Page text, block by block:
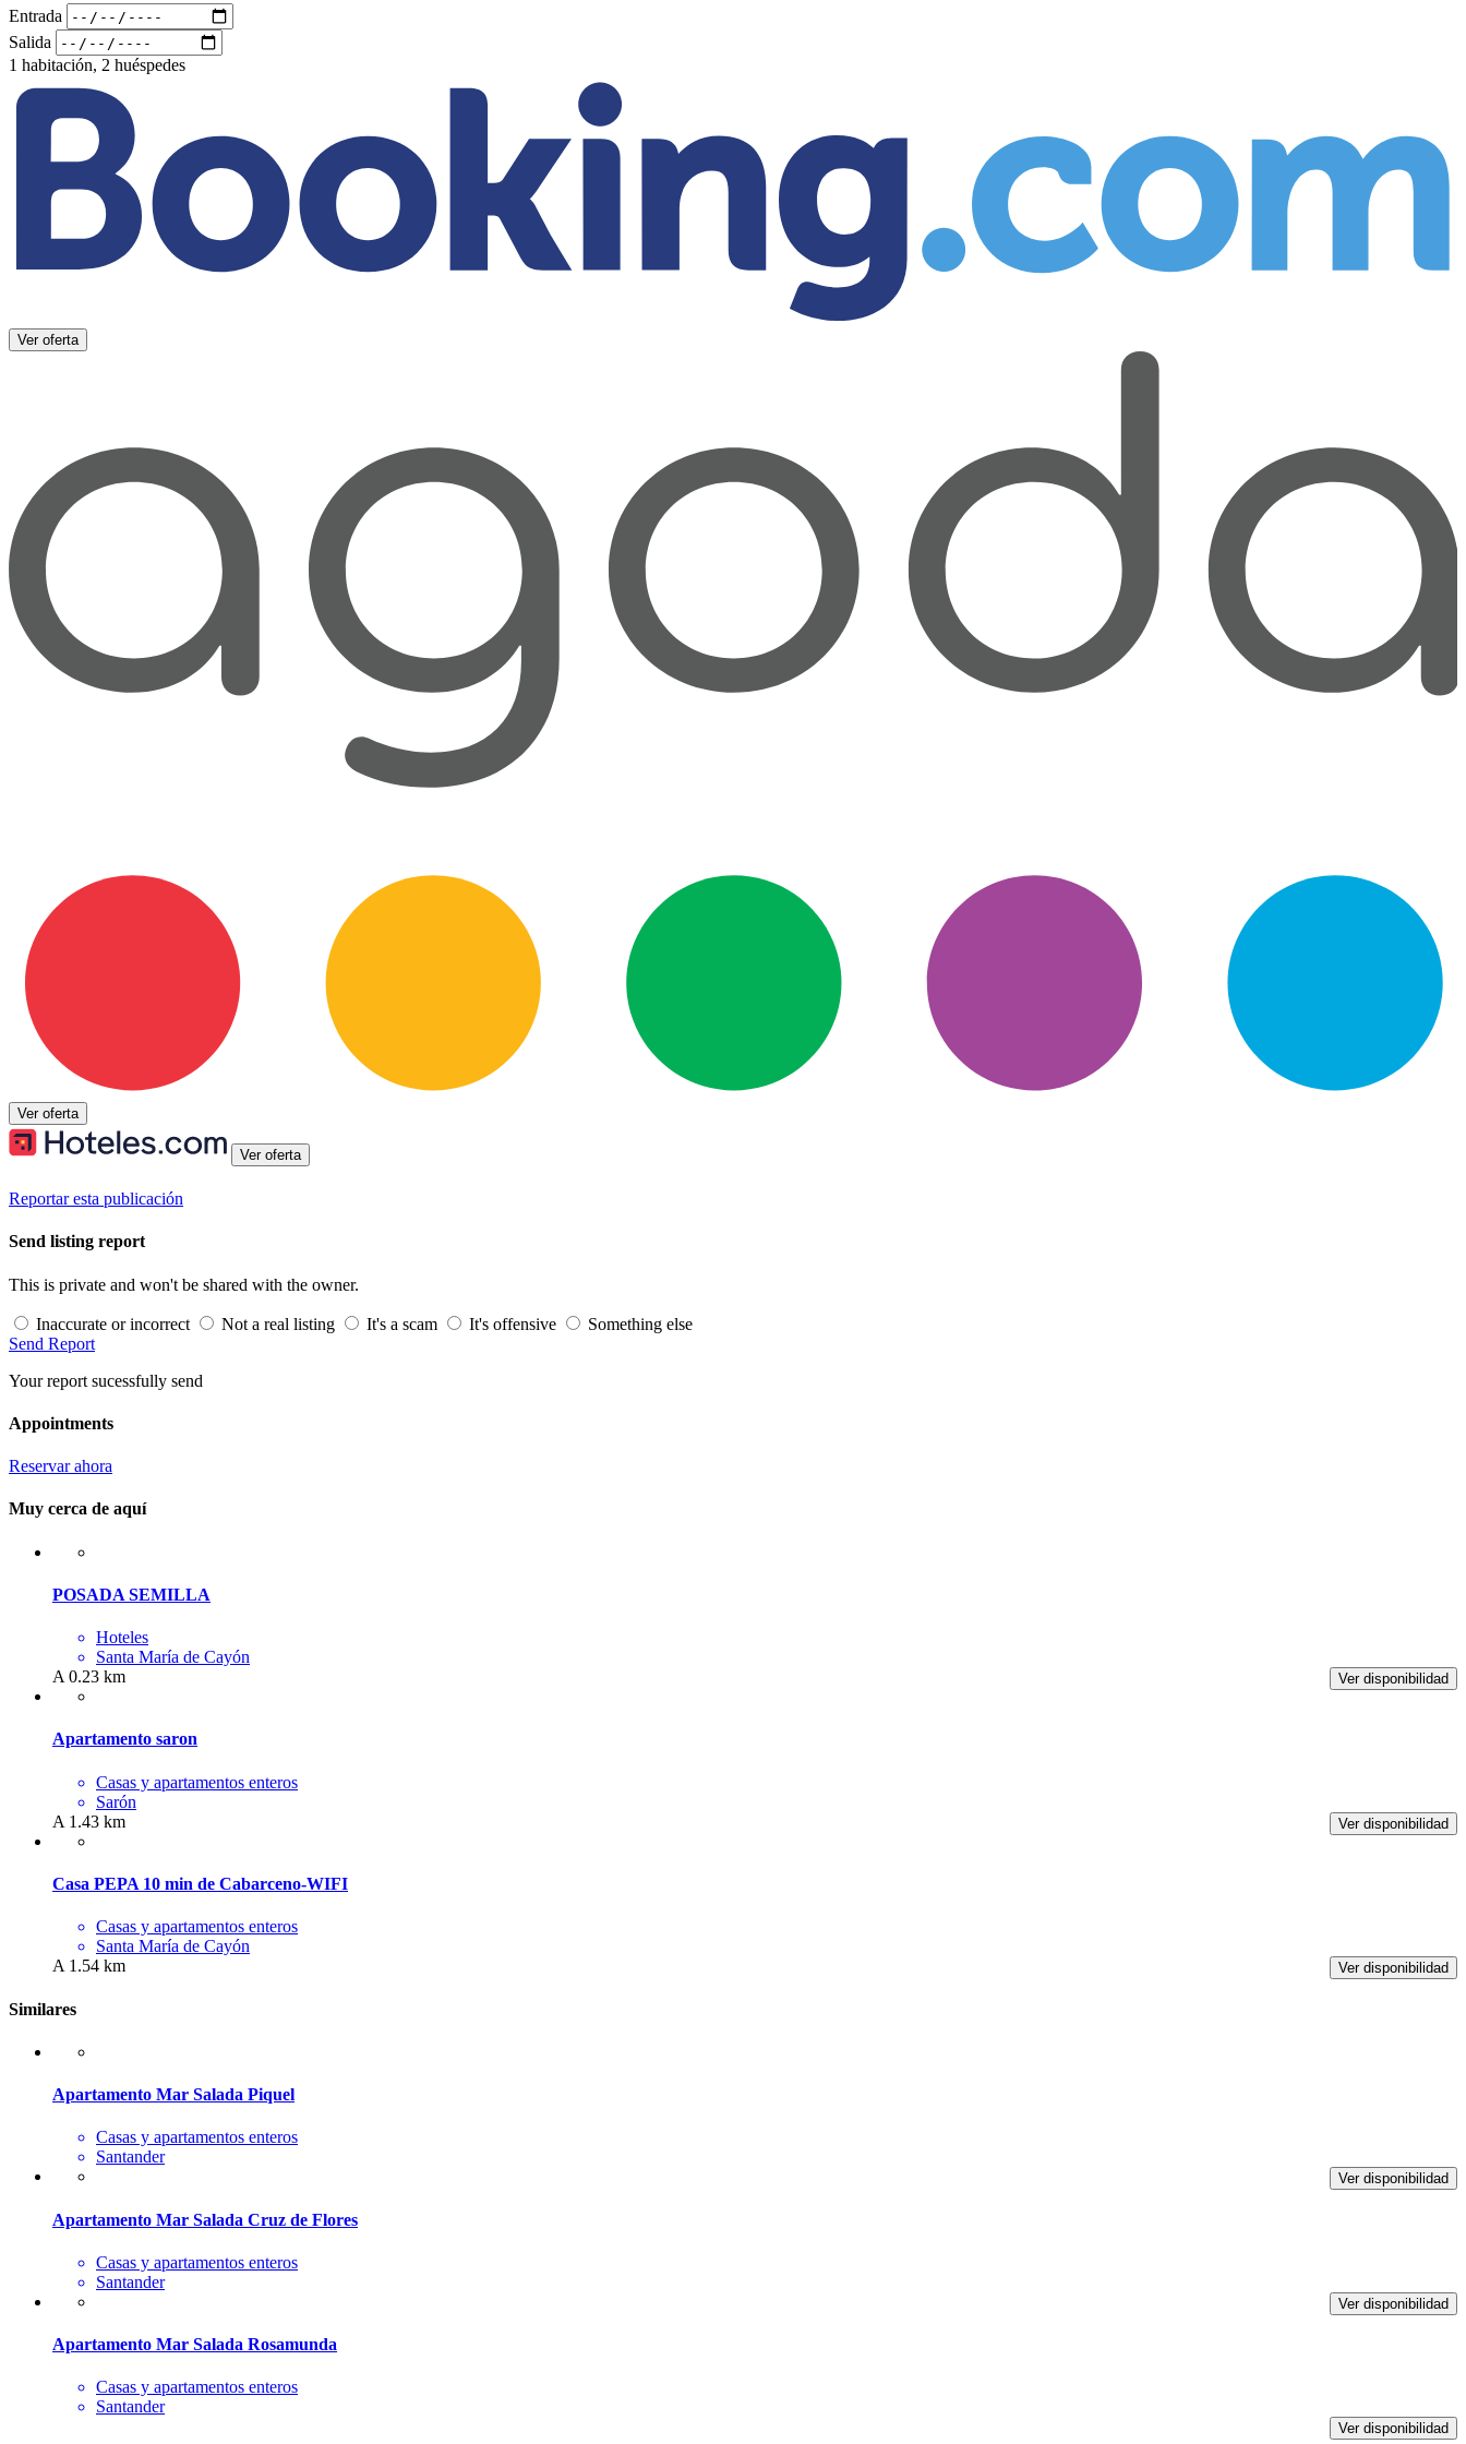
Entrada
Salida
1 habitación, 2 huéspedes
Ver oferta
Ver oferta
Ver oferta
Reportar esta publicación
Send listing report
This is private and won't be shared with the owner.
Inaccurate or incorrect Not a real listing It's a scam It's offensive
Something else
Send Report
Your report sucessfully send
Appointments
Reservar ahora
Muy cerca de aquí
POSADA SEMILLA
Hoteles
Santa María de Cayón
Ver disponibilidad
A 0.23 km
Apartamento saron
Casas y apartamentos enteros
Sarón
Ver disponibilidad
A 1.43 km
Casa PEPA 10 min de Cabarceno-WIFI
Casas y apartamentos enteros
Santa María de Cayón
Ver disponibilidad
A 1.54 km
Similares
Apartamento Mar Salada Piquel
Casas y apartamentos enteros
Santander
Ver disponibilidad
Apartamento Mar Salada Cruz de Flores
Casas y apartamentos enteros
Santander
Ver disponibilidad
Apartamento Mar Salada Rosamunda
Casas y apartamentos enteros
Santander
Ver disponibilidad